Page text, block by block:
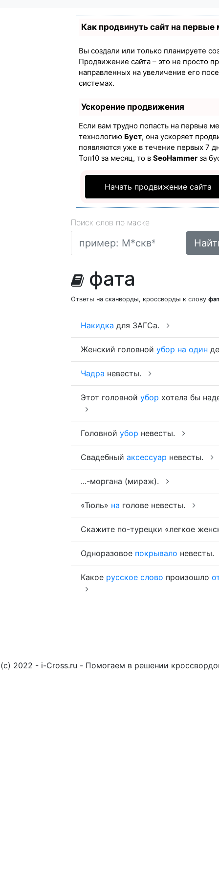
Как продвинуть сайт на первые
Вы создали или только планируете
Продвижение сайта – это не просто
направленных на увеличение его
системах.
Ускорение продвижения
Если вам трудно попасть на первые
технологию Буст, она ускоряет
появляются уже в течение первых 7
Топ10 за месяц, то в SeoHammer за
Начать продвижение сайта
Поиск слов по маске
фата
Ответы на сканворды, кроссворды к слову
Накидка для ЗАГСа.
Женский головной убор на один
Чадра невесты.
Этот головной убор хотела бы
Головной убор невесты.
Свадебный аксессуар невесты.
...-моргана (мираж).
«Тюль» на голове невесты.
Скажите по-турецки «легкое
Одноразовое покрывало невесты.
Какое русское слово произошло
(c) 2022 - i-Cross.ru - Помогаем в решении